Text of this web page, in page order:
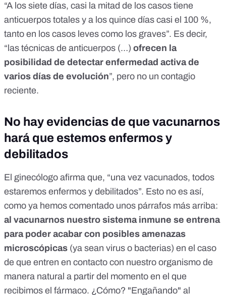
“A los siete días, casi la mitad de los casos tiene
anticuerpos totales y a los quince días casi el 100 %,
tanto en los casos leves como los graves”. Es decir,
“las técnicas de anticuerpos (…) ofrecen la
posibilidad de detectar enfermedad activa de
varios días de evolución”, pero no un contagio
reciente.
No hay evidencias de que vacunarnos
hará que estemos enfermos y
debilitados
El ginecólogo afirma que, “una vez vacunados, todos
estaremos enfermos y debilitados”. Esto no es así,
como ya hemos comentado unos párrafos más arriba:
al vacunarnos nuestro sistema inmune se entrena
para poder acabar con posibles amenazas
microscópicas (ya sean virus o bacterias) en el caso
de que entren en contacto con nuestro organismo de
manera natural a partir del momento en el que
recibimos el fármaco. ¿Cómo? "Engañando" al